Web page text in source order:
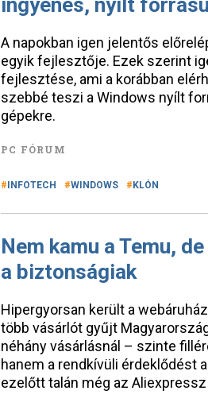
ingyenes, nyílt
A napokban igen jelentős
egyik fejlesztője. Ezek szerint
fejlesztése, ami a korábban
szebbé teszi a Windows nyílt
gépekre.
PC FÓRUM
INFOTECH WINDOWS KLÓN
Nem kamu a Temu,
a biztonságiak
Hipergyorsan került a
több vásárlót gyűjt
néhány vásárlásnál – szinte
hanem a rendkívüli érdeklődést
ezelőtt talán még az